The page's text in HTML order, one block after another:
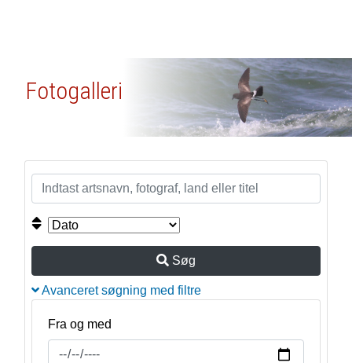
Fotogalleri
Søg
Avanceret søgning med filtre
Fra og med